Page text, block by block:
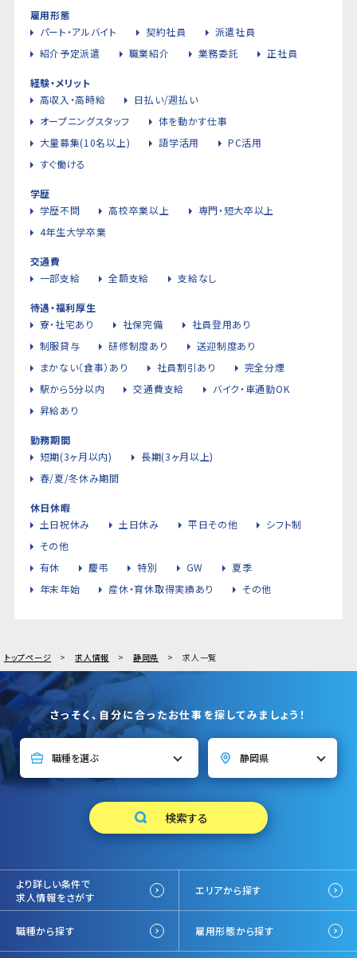
雇用形態
パート・アルバイト
契約社員
派遣社員
紹介予定派遣
職業紹介 業務委託 正社員
経験・メリット
高収入・高時給
日払い/週払い
オープニングスタッフ
体を動かす仕事
大量募集(10名以上)
語学活用
PC活用
すぐ働ける
学歴
学歴不問
高校卒業以上
専門・短大卒以上
4年生大学卒業
交通費
一部支給
全額支給 支給なし
待遇・福利厚生
寮・社宅あり
社保完備
社員登用あり
制服貸与
研修制度あり
送迎制度あり
まかない（食事）あり
社員割引あり
完全分煙
駅から5分以内
交通費支給
バイク・車通勤OK
昇給あり
勤務期間
短期(3ヶ月以内)
長期(3ヶ月以上)
春/夏/冬休み期間
休日休暇
土日祝休み
土日休み 平日その他
シフト制
その他
有休
慶弔 特別 GW
夏季
年末年始
産休・育休取得実績あり その他
トップページ 求人情報 静岡県 求人一覧
さっそく、自分に合ったお仕事を探してみましょう！
より詳しい条件で
求人情報をさがす
エリアから探す
職種から探す 雇用形態から探す